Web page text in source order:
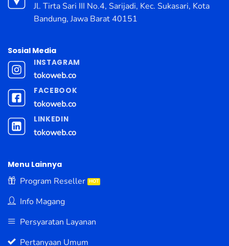
Jl. Tirta Sari III No.4, Sarijadi, Kec. Sukasari, Kota
Bandung, Jawa Barat 40151
Sosial Media
INSTAGRAM
tokoweb.co
FACEBOOK
tokoweb.co
LINKEDIN
tokoweb.co
Menu Lainnya
Program Reseller
Info Magang
Persyaratan Layanan
Pertanyaan Umum